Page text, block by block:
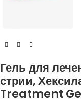
Гель для
стрии,
Treatment